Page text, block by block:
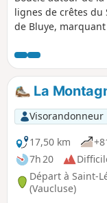
lignes de crêtes du
de Bluye,
Mont Ventoux, ainsi
Saint-Julien et la
La
Visorandonneur
17,50 km
7h 20
Départ à Saint-
(Vaucluse)